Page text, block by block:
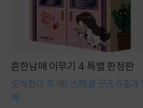
흔한남매 이무기 4 특별 한정판
오싹함이 두 배! 스페셜 굿즈 6종과
께